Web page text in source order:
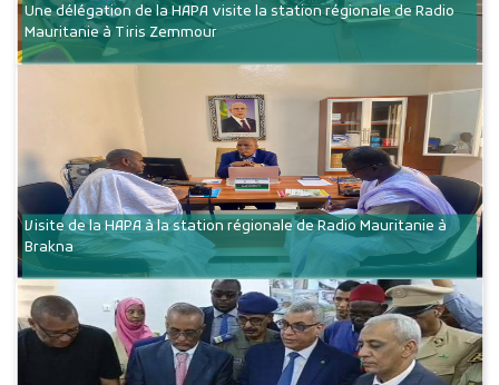
Une délégation de la HAPA visite la station régionale de Radio
Mauritanie à Tiris Zemmour
Visite de la HAPA à la station régionale de Radio Mauritanie à
Brakna